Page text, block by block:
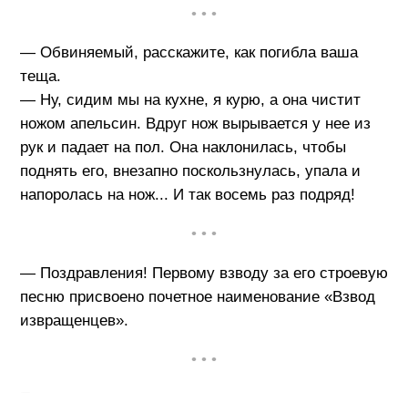
• • •
— Обвиняемый, расскажите, как погибла ваша
теща.
— Ну, сидим мы на кухне, я курю, а она чистит
ножом апельсин. Вдруг нож вырывается у нее из
рук и падает на пол. Она наклонилась, чтобы
поднять его, внезапно поскользнулась, упала и
напоролась на нож... И так восемь раз подряд!
• • •
— Поздравления! Первому взводу за его строевую
песню присвоено почетное наименование «Взвод
извращенцев».
• • •